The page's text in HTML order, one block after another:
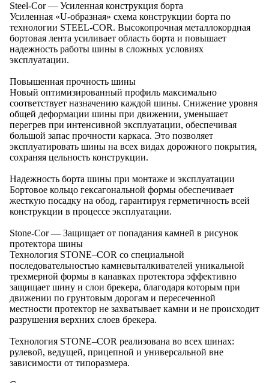
Steel-Cor — Усиленная конструкция борта
Усиленная «U-образная» схема конструкции борта по
технологии STEEL-COR. Высокопрочная металлокордная
бортовая лента усиливает область борта и повышает
надежность работы шины в сложных условиях
эксплуатации.
Повышенная прочность шины
Новый оптимизированный профиль максимально
соответствует назначению каждой шины. Снижение уровня
общей деформации шины при движении, уменьшает
перегрев при интенсивной эксплуатации, обеспечивая
большой запас прочности каркаса. Это позволяет
эксплуатировать шины на всех видах дорожного покрытия,
сохраняя цельность конструкции.
Надежность борта шины при монтаже и эксплуатации
Бортовое кольцо гексагональной формы обеспечивает
жесткую посадку на обод, гарантируя герметичность всей
конструкции в процессе эксплуатации.
Stone-Cor — Защищает от попадания камней в рисунок
протектора шины
Технология STONE–COR со специальной
последовательностью камневыталкивателей уникальной
трехмерной формы в канавках протектора эффективно
защищает шину и слои брекера, благодаря которым при
движении по грунтовым дорогам и пересеченной
местности протектор не захватывает камни и не происходит
разрушения верхних слоев брекера.
Технология STONE–COR реализована во всех шинах:
рулевой, ведущей, прицепной и универсальной вне
зависимости от типоразмера.